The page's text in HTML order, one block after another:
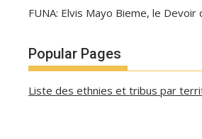
FUNA: Elvis Mayo Bieme, le Devoir
Popular Pages
Liste des ethnies et tribus par